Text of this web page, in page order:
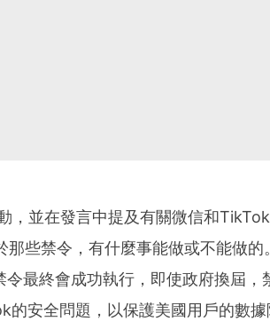
，並在發言中提及有關微信和
些禁令，有什麼事能做或不能做的。
最終會成功執行，即使政府換屆，
的安全問題，以保護美國用戶的數據